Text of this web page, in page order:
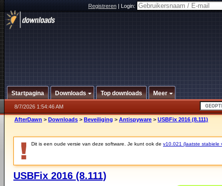
Registreren|Login:
Startpagina Downloads Top downloads Meer
8/7/2026 1:54:46 AM
AfterDawn > Downloads > Beveiliging > Antispyware > USBFix 2016 (8.111)
Dit is een oude versie van deze software. Je kunt ook de v10.021 (laatste stabiele
USBFix 2016 (8.111)